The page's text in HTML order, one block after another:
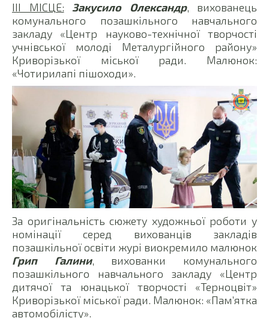
ІІІ МІСЦЕ:
Закусило Олександр, вихованець
комунального позашкільного навчального
закладу «Центр науково-технічної творчості
учнівської молоді Металургійного району»
Криворізької міської ради. Малюнок:
«Чотирилапі пішоходи».
За оригінальність сюжету художньої роботи у
номінації серед вихованців закладів
позашкільної освіти журі виокремило малюнок
Грип Галини, вихованки комунального
позашкільного навчального закладу «Центр
дитячої та юнацької творчості «Терноцвіт»
Криворізької міської ради. Малюнок: «Пам’ятка
автомобілісту».